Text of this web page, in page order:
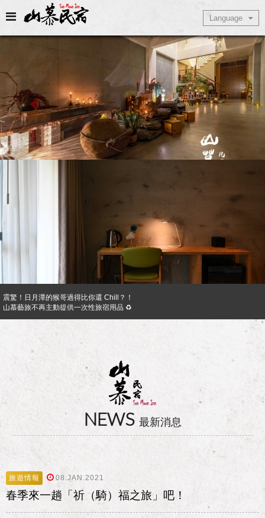
Language
Select Language
震驚！日月潭的猴哥過得比你還 Chill？！
山慕藝旅不再主動提供一次性旅宿用品 ♻︎
日月潭山慕民宿超挺你，官網訂房獨享優惠專案！！ Preferential Program that you
NEWS 最新消息
旅遊情報 08.JAN.2021
春季來一趟「祈（騎）福之旅」吧！